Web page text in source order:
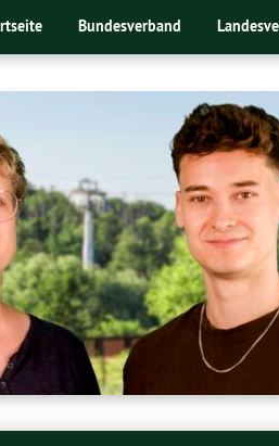
Bundesverband